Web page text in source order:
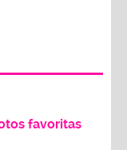
favoritas